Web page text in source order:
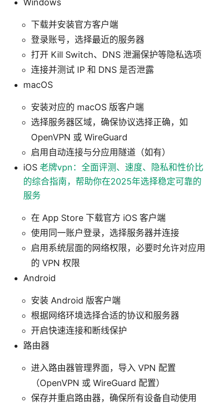
Windows
下载并安装官方客户端
登录账号，选择最近的服务器
打开 Kill Switch、DNS 泄漏保护等隐私选项
连接并测试 IP 和 DNS 是否泄露
macOS
安装对应的 macOS 版客户端
选择服务器区域，确保协议选择正确，如
OpenVPN 或 WireGuard
启用自动连接与分应用隧道（如有）
iOS 老牌vpn：全面评测、速度、隐私和性价比
的综合指南，帮助你在2025年选择稳定可靠的
服务
在 App Store 下载官方 iOS 客户端
使用同一账户登录，选择服务器并连接
启用系统层面的网络权限，必要时允许对应用
的 VPN 权限
Android
安装 Android 版客户端
根据网络环境选择合适的协议和服务器
开启快速连接和断线保护
路由器
进入路由器管理界面，导入 VPN 配置
（OpenVPN 或 WireGuard 配置）
保存并重启路由器，确保所有设备自动使用